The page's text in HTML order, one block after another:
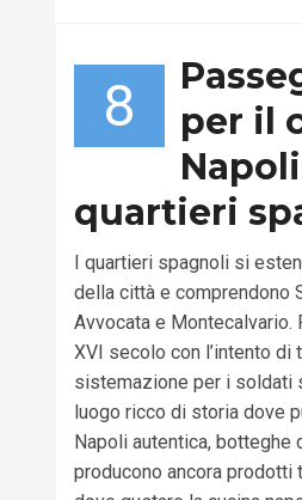
8
per il
quartieri
I quartieri spagnoli si
della città e comprendono
Avvocata e Montecalvario.
XVI secolo con l’intento di
sistemazione per i soldati
luogo ricco di storia dove
Napoli autentica, botteghe
producono ancora prodotti